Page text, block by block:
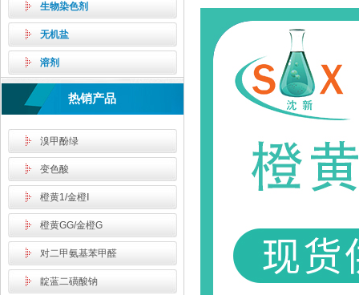
生物染色剂
无机盐
溶剂
热销产品
溴甲酚绿
变色酸
橙黄1/金橙Ⅰ
橙黄GG/金橙G
对二甲氨基苯甲醛
靛蓝二磺酸钠